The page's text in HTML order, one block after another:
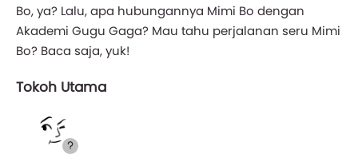
Bo, ya? Lalu, apa hubungannya Mimi Bo dengan
Akademi Gugu Gaga? Mau tahu perjalanan seru Mimi
Bo? Baca saja, yuk!
Tokoh Utama